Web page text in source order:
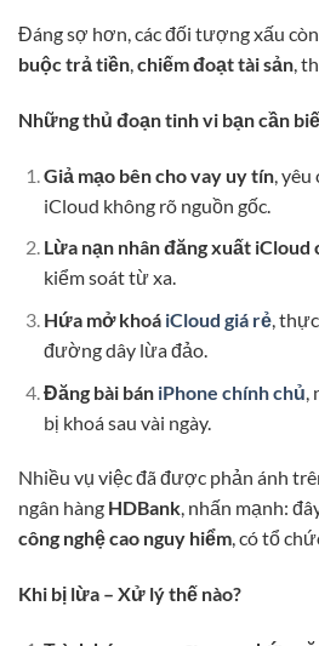
Đáng sợ hơn, các đối tượng xấu
buộc trả tiền,chiếm đoạt tài sản,
Những thủ đoạn tinh vi bạn cần
Giả mạo bên cho vay uy tín, yêu
iCloud không rõ nguồn gốc.
Lừa nạn nhân đăng xuất iCloud
kiểm soát từ xa.
Hứa mở khoá iCloud giá rẻ,
đường dây lừa đảo.
Đăng bài bán iPhone chính chủ
bị khoá sau vài ngày.
Nhiều vụ việc đã được phản ánh
ngân hàng HDBank, nhấn mạnh:
công nghệ cao nguy hiểm, có tổ
Khi bị lừa – Xử lý thế nào?